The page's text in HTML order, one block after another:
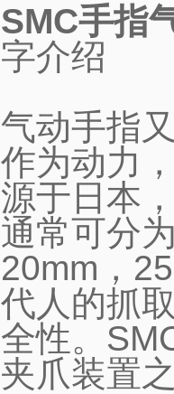
SMC手指
字介绍
气动手指
作为动力
源于日本
通常可分
20mm，
代人的抓
全性。
夹爪装置